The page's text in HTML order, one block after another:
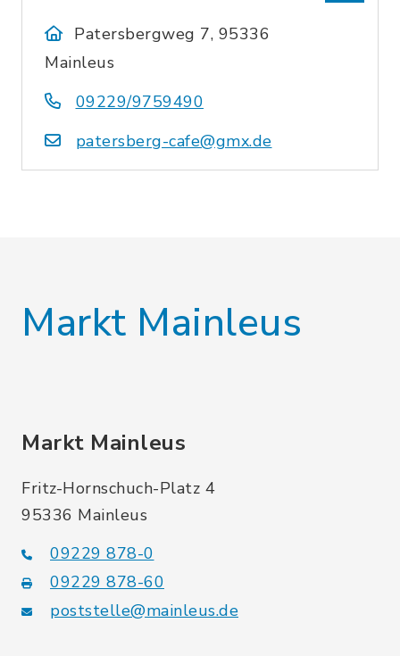
Patersbergweg 7, 95336
Mainleus
09229/9759490
patersberg-cafe@gmx.de
Markt Mainleus
Markt Mainleus
Fritz-Hornschuch-Platz 4
95336 Mainleus
09229 878-0
09229 878-60
poststelle@mainleus.de